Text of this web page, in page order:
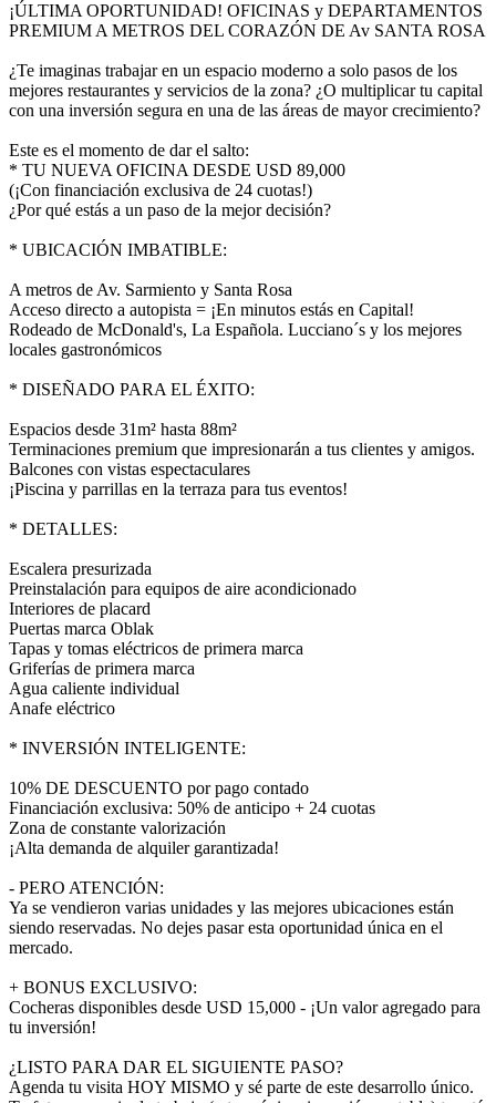
¡ÚLTIMA OPORTUNIDAD! OFICINAS y DEPARTAMENTOS
PREMIUM A METROS DEL CORAZÓN DE Av SANTA ROSA
¿Te imaginas trabajar en un espacio moderno a solo pasos de los
mejores restaurantes y servicios de la zona? ¿O multiplicar tu capital
con una inversión segura en una de las áreas de mayor crecimiento?
Este es el momento de dar el salto:
* TU NUEVA OFICINA DESDE USD 89,000
(¡Con financiación exclusiva de 24 cuotas!)
¿Por qué estás a un paso de la mejor decisión?
* UBICACIÓN IMBATIBLE:
A metros de Av. Sarmiento y Santa Rosa
Acceso directo a autopista = ¡En minutos estás en Capital!
Rodeado de McDonald's, La Española. Lucciano´s y los mejores
locales gastronómicos
* DISEÑADO PARA EL ÉXITO:
Espacios desde 31m² hasta 88m²
Terminaciones premium que impresionarán a tus clientes y amigos.
Balcones con vistas espectaculares
¡Piscina y parrillas en la terraza para tus eventos!
* DETALLES:
Escalera presurizada
Preinstalación para equipos de aire acondicionado
Interiores de placard
Puertas marca Oblak
Tapas y tomas eléctricos de primera marca
Griferías de primera marca
Agua caliente individual
Anafe eléctrico
* INVERSIÓN INTELIGENTE:
10% DE DESCUENTO por pago contado
Financiación exclusiva: 50% de anticipo + 24 cuotas
Zona de constante valorización
¡Alta demanda de alquiler garantizada!
- PERO ATENCIÓN:
Ya se vendieron varias unidades y las mejores ubicaciones están
siendo reservadas. No dejes pasar esta oportunidad única en el
mercado.
+ BONUS EXCLUSIVO:
Cocheras disponibles desde USD 15,000 - ¡Un valor agregado para
tu inversión!
¿LISTO PARA DAR EL SIGUIENTE PASO?
Agenda tu visita HOY MISMO y sé parte de este desarrollo único.